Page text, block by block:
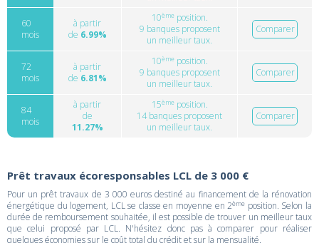
60
mois
à partir
de 6.99%
10èmeposition.
9 banques proposent
un meilleur taux.
Comparer
72
mois
à partir
de 6.81%
10èmeposition.
9 banques proposent
un meilleur taux.
Comparer
84
mois
à partir
de
11.27%
15èmeposition.
14 banques proposent
un meilleur taux.
Comparer
Prêt travaux écoresponsables LCL de 3 000 €
Pour un prêt travaux de 3 000 euros destiné au financement de la rénovation
énergétique du logement, LCL se classe en moyenne en 2ème position. Selon la
durée de remboursement souhaitée, il est possible de trouver un meilleur taux
que celui proposé par LCL. N'hésitez donc pas à comparer pour réaliser
quelques économies sur le coût total du crédit et sur la mensualité.